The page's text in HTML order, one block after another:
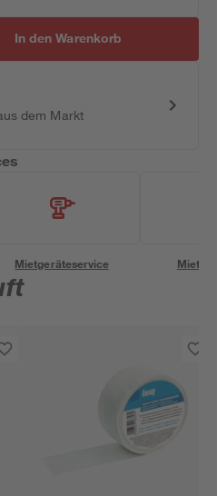
In den Warenkorb
dem Markt
Mietgeräteservice